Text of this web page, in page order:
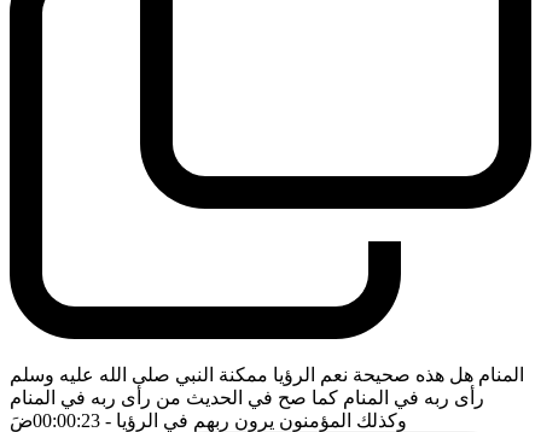
المنام هل هذه صحيحة نعم الرؤيا ممكنة النبي صلى الله عليه وسلم
رأى ربه في المنام كما صح في الحديث من رأى ربه في المنام
وكذلك المؤمنون يرون ربهم في الرؤيا - 00:00:23 ضَ